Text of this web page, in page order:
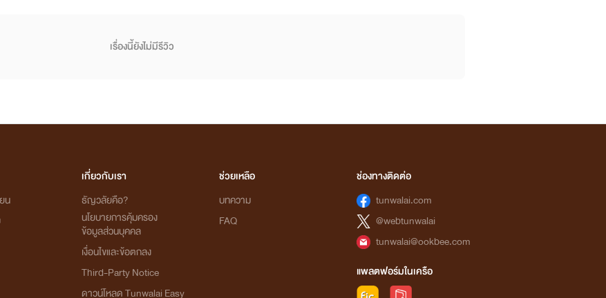
จากใจเก๋อเก๋อ
ป็นนิยายที่เก๋อเก๋อพยายามพิถีพิถันคัดเลือกมาอย่างเต็มความสามารถโดยผ่านการเรียบเรียงและกลั่นกรองด้วยความตั้งใจของเหล่านักแปล เพื่อให้
เรื่องนี้ยังไม่มีรีวิว
น
เกี่ยวกับเรา
ธัญวลัยคือ?
นโยบายการคุ้มครอง
ข้อมูลส่วนบุคคล
เงื่อนไขและข้อตกลง
Third-Party Notice
ดาวน์โหลด Tunwalai Easy
ช่วยเหลือ
บทความ
FAQ
ช่องทางติดต่อ
tunwalai.com
@webtunwalai
tunwalai@ookbee.com
แพลตฟอร์มในเครือ